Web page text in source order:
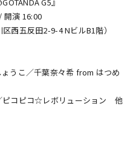
開演 16:00
西五反田2-9-4 NビルB1階）
うこ／千葉奈々希 from はつめ
ピコピコ☆レボリューション 他